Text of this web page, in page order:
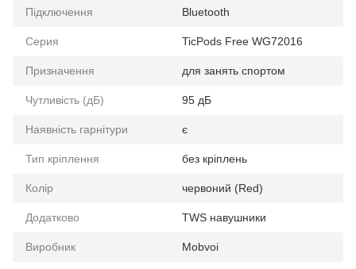
Підключення Bluetooth
Серия TicPods Free WG72016
Призначення для занять спортом
Чутливість (дБ) 95 дБ
Наявність гарнітури є
Тип кріплення без кріплень
Колір червоний (Red)
Додатково TWS навушники
Виробник Mobvoi